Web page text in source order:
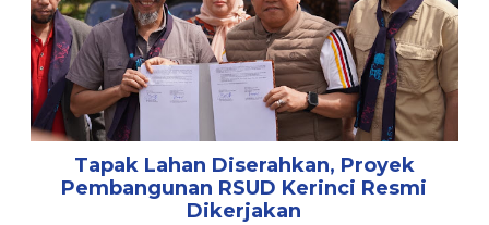
Tapak Lahan Diserahkan, Proyek
Pembangunan RSUD Kerinci Resmi
Dikerjakan